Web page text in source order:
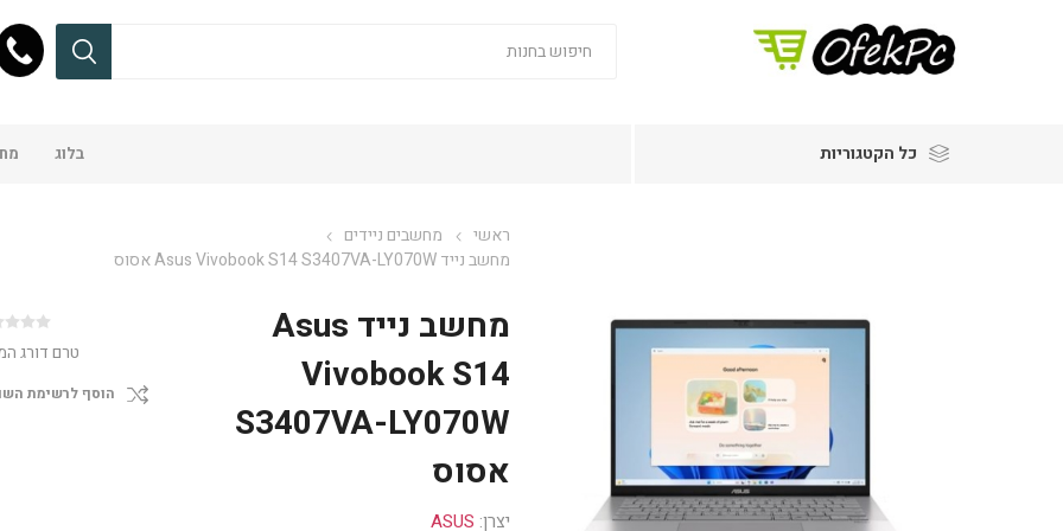
כל הקטגוריות בלוג
ראשי
מחשבים ניידים
מחשב נייד Asus Vivobook S14 S3407VA-LY070W אסוס
מחשב נייד Asus
Vivobook S14
S3407VA-LY070W
אסוס
יצרן: ASUS
טרם דורג
הוסף לרשימת